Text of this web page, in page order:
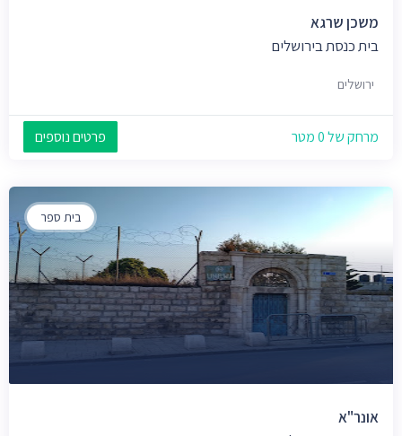
משכן שרגא
בית כנסת בירושלים
ירושלים
מרחק של 0 מטר פרטים נוספים
בית ספר
אונר"א